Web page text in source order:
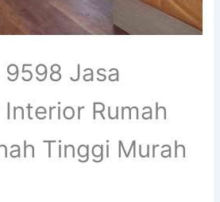
Jasa
Rumah
Tinggi Murah